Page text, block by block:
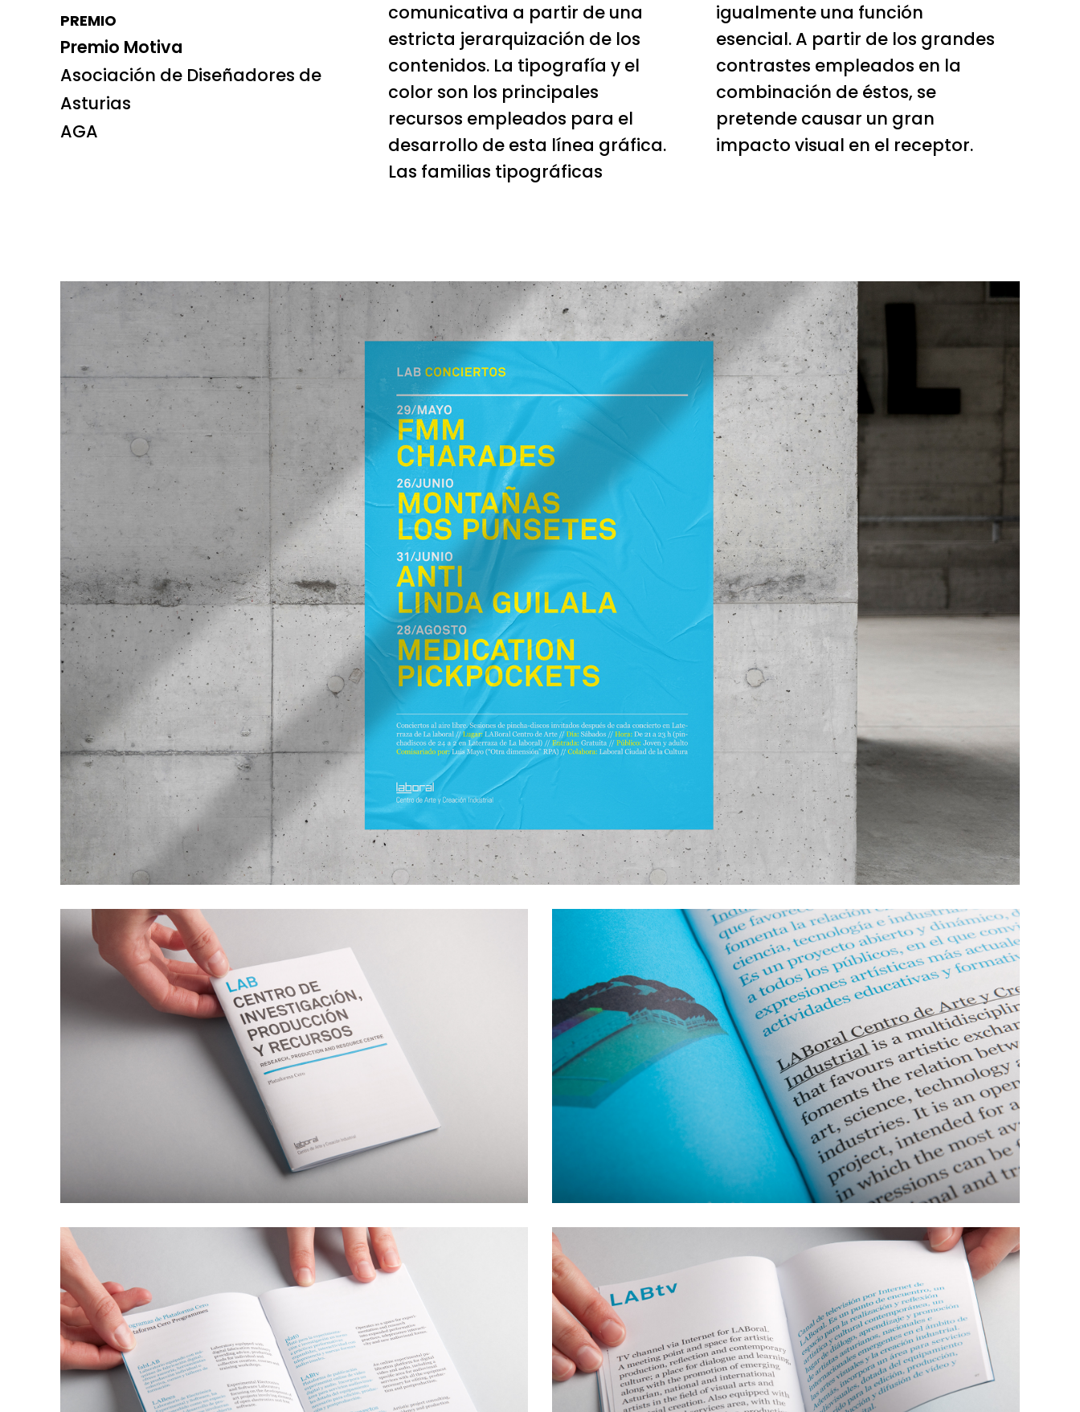
PREMIO
Premio Motiva
Asociación de Diseñadores de
Asturias
AGA
comunicativa a partir de una
estricta jerarquización de los
contenidos. La tipografía y el
color son los principales
recursos empleados para el
desarrollo de esta línea gráfica.
Las familias tipográficas
igualmente una función
esencial. A partir de los grandes
contrastes empleados en la
combinación de éstos, se
pretende causar un gran
impacto visual en el receptor.